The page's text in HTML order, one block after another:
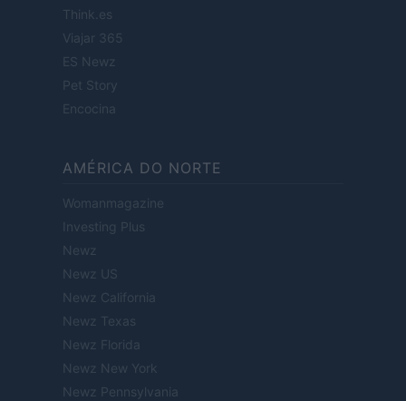
Think.es
Viajar 365
ES Newz
Pet Story
Encocina
AMÉRICA DO NORTE
Womanmagazine
Investing Plus
Newz
Newz US
Newz California
Newz Texas
Newz Florida
Newz New York
Newz Pennsylvania